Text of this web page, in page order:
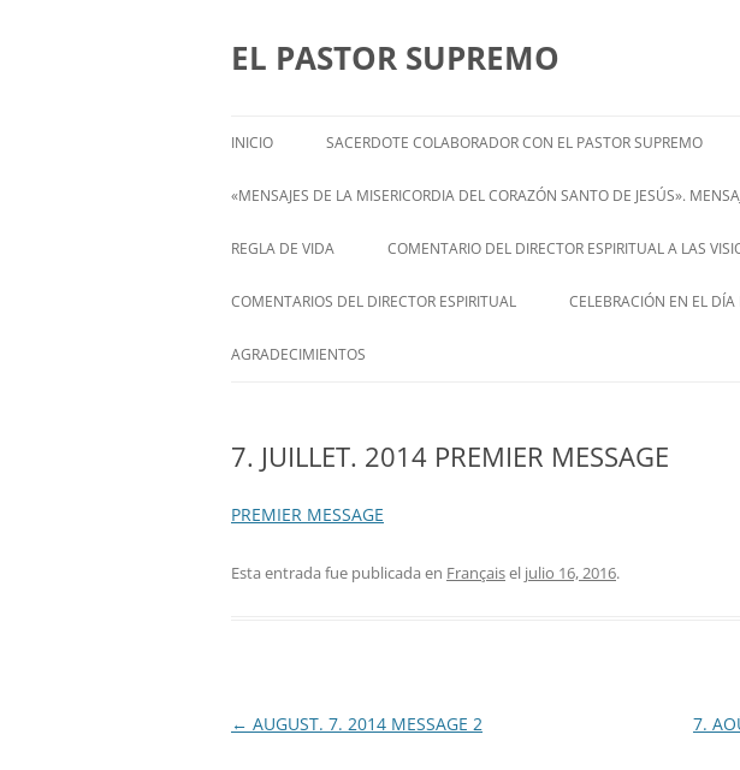
EL PASTOR SUPREMO
INICIO SACERDOTE COLABORADOR CON EL PASTOR SUPREMO
«MENSAJES DE LA MISERICORDIA DEL CORAZÓN SANTO DE JESÚS».
ENGLISH
FRANÇAIS
ITALIANI
REGLA DE VIDA COMENTARIO DEL DIRECTOR ESPIRITUAL A LAS
COMENTARIOS DEL DIRECTOR ESPIRITUAL
STATEMENT FROM THE SPIRITUAL
CELEBRACIÓN EN EL
AGRADECIMIENTOS
7. JUILLET. 2014 PREMIER MESSAGE
PREMIER MESSAGE
Esta entrada fue publicada en Françaisel julio 16, 2016.
Navegación
← AUGUST. 7. 2014 MESSAGE 2 7.